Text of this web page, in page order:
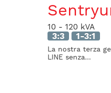
10 - 120 kVA
3:3 1-3:1
La nostra terza
LINE senza...